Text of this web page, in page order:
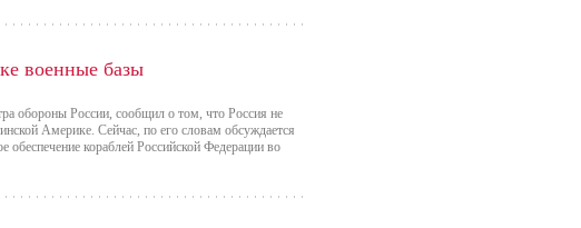
военные базы
обороны России, сообщил о том, что Россия не
Америке. Сейчас, по его словам обсуждается
обеспечение кораблей Российской Федерации во